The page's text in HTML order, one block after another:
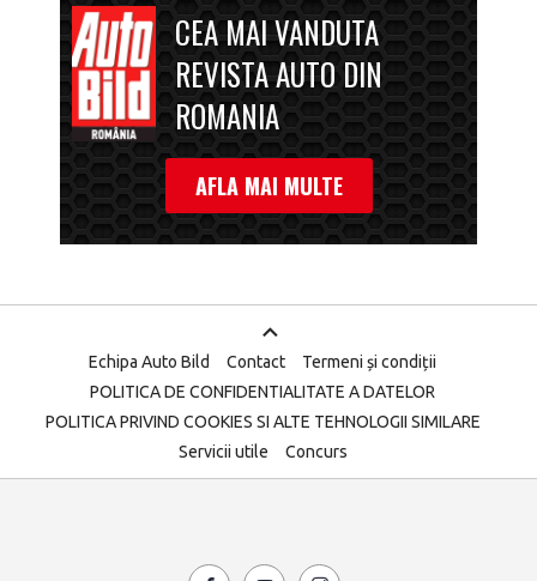
CEA MAI VANDUTA
REVISTA AUTO DIN
ROMANIA
AFLA MAI MULTE
Echipa Auto Bild Contact
Termeni și condiții
POLITICA DE CONFIDENTIALITATE A DATELOR
POLITICA PRIVIND COOKIES SI ALTE TEHNOLOGII SIMILARE
Servicii utile
Concurs